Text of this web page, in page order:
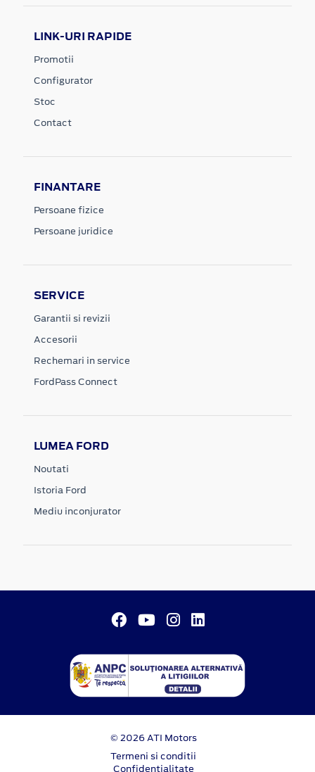
LINK-URI RAPIDE
Promotii
Configurator
Stoc
Contact
FINANTARE
Persoane fizice
Persoane juridice
SERVICE
Garantii si revizii
Accesorii
Rechemari in service
FordPass Connect
LUMEA FORD
Noutati
Istoria Ford
Mediu inconjurator
© 2026 ATI Motors
Termeni si conditii
Confidentialitate